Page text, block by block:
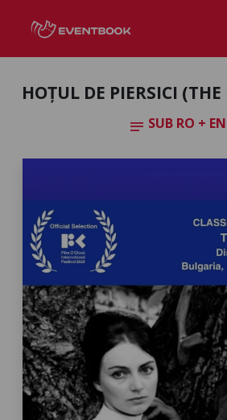
HOȚUL DE PIERSICI
notes SUB RO + EN